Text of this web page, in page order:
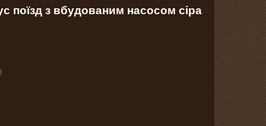
поїзд з вбудованим насосом сіра